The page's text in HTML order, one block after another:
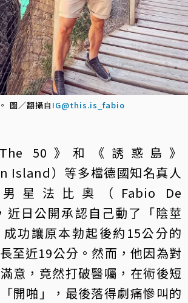
圖／翻攝自 IG@this.is_fabio
50》和《誘惑島》
Island）等多檔德國知名真人
星法比奧（Fabio De
近日公開承認自己動了「陰莖
功讓原本勃起後約15公分的
長至近19公分。然而，他因為對
意，竟然打破醫囑，在術後短
開啪」，最後落得劇痛慘叫的